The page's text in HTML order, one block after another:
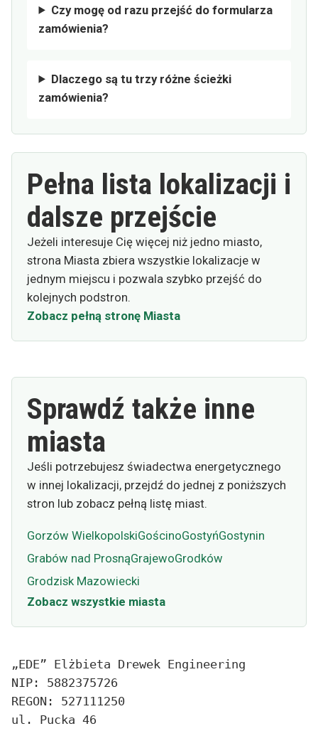
Czy mogę od razu przejść do formularza
zamówienia?
Dlaczego są tu trzy różne ścieżki
zamówienia?
Pełna lista lokalizacji i
dalsze przejście
Jeżeli interesuje Cię więcej niż jedno miasto,
strona Miasta zbiera wszystkie lokalizacje w
jednym miejscu i pozwala szybko przejść do
kolejnych podstron.
Zobacz pełną stronę Miasta
Sprawdź także inne
miasta
Jeśli potrzebujesz świadectwa energetycznego
w innej lokalizacji, przejdź do jednej z poniższych
stron lub zobacz pełną listę miast.
Gorzów WielkopolskiGościnoGostyńGostynin
Grabów nad ProsnąGrajewoGrodków
Grodzisk Mazowiecki
Zobacz wszystkie miasta
„EDE” Elżbieta Drewek Engineering
NIP: 5882375726
REGON: 527111250
ul. Pucka 46